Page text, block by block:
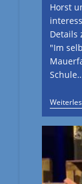
Horst
Details
"Im